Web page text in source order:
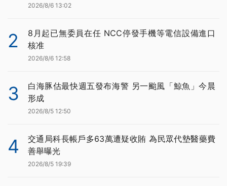
2026/8/6 13:02
2
8月起已無委員在任 NCC停發手機等電信設備進口
核准
2026/8/6 12:58
3
白海豚估最快週五發布海警 另一颱風「鯨魚」今晨
形成
2026/8/5 12:50
4
交通局科長帳戶多63萬遭疑收賄 為民眾代墊醫藥費
善舉曝光
2026/8/5 19:39